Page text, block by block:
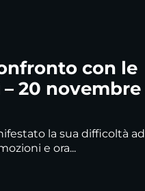
con le
20 novembre
la sua difficoltà ad
e ora...